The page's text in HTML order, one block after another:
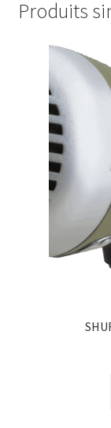
Produits